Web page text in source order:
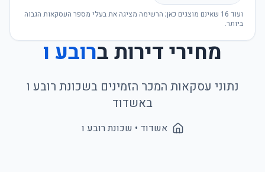
ועוד 16 שאינם מוצגים כאן; הרשימה מציגה את בעלי מספר העסקאות הגבוה
ביותר.
מחירי דירות ברובע ו
נתוני עסקאות המכר הזמינים בשכונת רובע ו
באשדוד
אשדוד • שכונתרובע ו